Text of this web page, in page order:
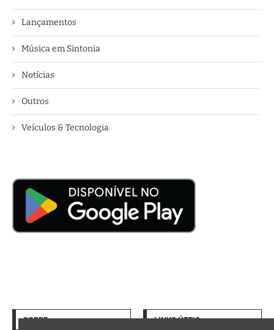
Lançamentos
Música em Sintonia
Notícias
Outros
Veículos & Tecnologia
SOBRE LINKS ÚTEIS